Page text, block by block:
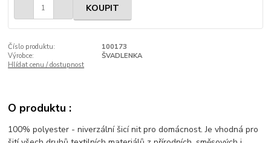
KOUPIT
Číslo produktu:
100173
Výrobce:
ŠVADLENKA
Hlídat cenu / dostupnost
O produktu :
100% polyester - niverzální šicí nit pro domácnost. Je vhodná pro